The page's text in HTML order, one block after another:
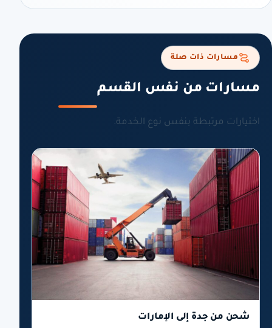
مسارات ذات صلة
مسارات من نفس القسم
اختيارات مرتبطة بنفس نوع الخدمة.
شحن من جدة إلى الإمارات